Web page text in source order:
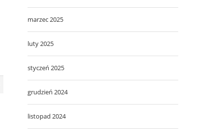
marzec 2025
luty 2025
styczeń 2025
grudzień 2024
listopad 2024